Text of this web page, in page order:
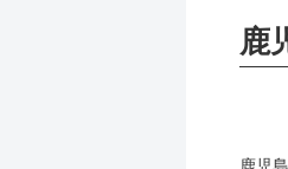
鹿